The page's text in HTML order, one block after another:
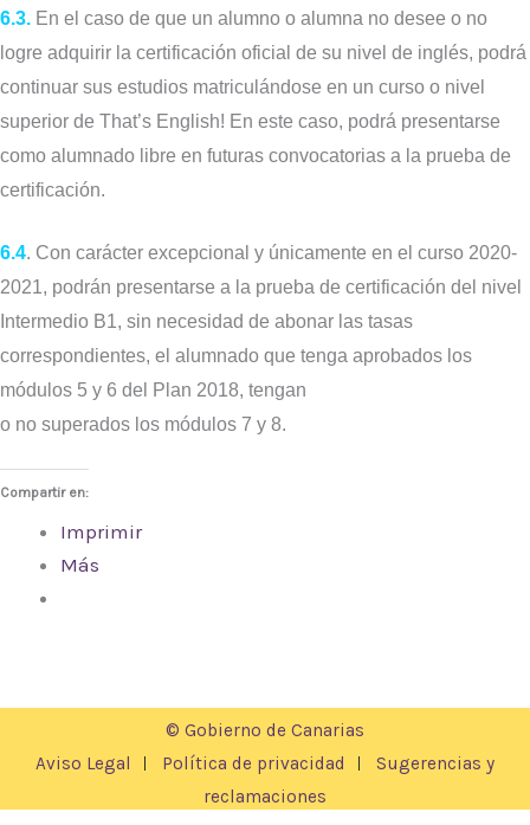
6.3. En el caso de que un alumno o alumna no desee o no
logre adquirir la certificación oficial de su nivel de inglés, podrá
continuar sus estudios matriculándose en un curso o nivel
superior de That’s English! En este caso, podrá presentarse
como alumnado libre en futuras convocatorias a la prueba de
certificación.
6.4. Con carácter excepcional y únicamente en el curso 2020-
2021, podrán presentarse a la prueba de certificación del nivel
Intermedio B1, sin necesidad de abonar las tasas
correspondientes, el alumnado que tenga aprobados los
módulos 5 y 6 del Plan 2018, tengan
o no superados los módulos 7 y 8.
Compartir en:
Imprimir
Más
© Gobierno de Canarias
Aviso Legal
Política de privacidad
Sugerencias y
reclamaciones